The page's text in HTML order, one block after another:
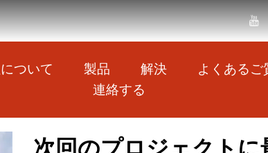
ついて 製品 解決 よくあるご
連絡する